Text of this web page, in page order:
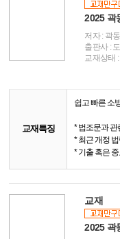
2025 곽
저자 : 곽
출판사 :
교재상태
교재특징
쉽고 빠른 소
* 법조문과
* 최근 개정
* 기출 혹은
교재
2025 곽